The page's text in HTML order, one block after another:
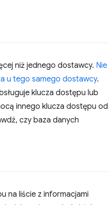
niż jednego dostawcy. Nie
u tego samego dostawcy.
klucza dostępu lub
innego klucza dostępu od
czy baza danych
na liście z informacjami